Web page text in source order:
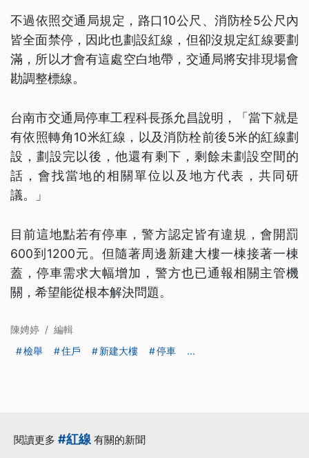
不過依照交通局規定，路口10公尺、消防栓5公尺內
皆全面禁停，因此也劃設紅線，但卻沒規定紅線要劃
滿，所以才會有這處空白地帶，交通局將安排現場會
勘調整標線。
台南市交通局停車工程科長孫允昌說明，「當下就是
有依照轉角10米紅線，以及消防栓前後5米的紅線劃
設，劃設完以後，他還有剩下，剩餘未劃設空間的
話，會找當地的相關單位以及地方代表，共同研
議。」
目前這地點若有停車，警方認定皆有違規，會開罰
600到1200元。但隨著周邊新建大樓一棟接著一棟
蓋，停車需求大幅增加，警方也已通報相關主管機
關，希望能從根本解決問題。
陳娉婷 / 編輯
檢舉
住戶 新建大樓 停車 ...
閱讀更多 #紅線 有關的新聞